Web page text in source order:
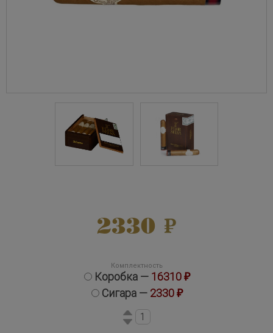
2330
Комплектность
Коробка — 16310 ₽
Сигара — 2330 ₽